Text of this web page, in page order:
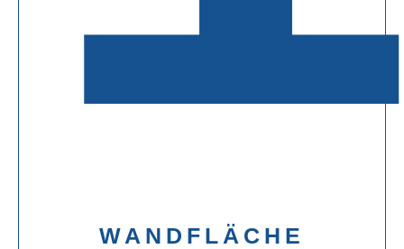
WANDFLÄCHE